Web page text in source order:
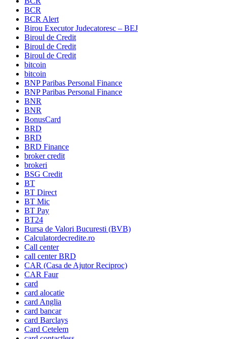
BCR
BCR Alert
Birou Executor Judecatoresc – BEJ
Biroul de Credit
Biroul de Credit
Biroul de Credit
bitcoin
bitcoin
BNP Paribas Personal Finance
BNP Paribas Personal Finance
BNR
BNR
BonusCard
BRD
BRD
BRD Finance
broker credit
brokeri
BSG Credit
BT
BT Direct
BT Mic
BT Pay
BT24
Bursa de Valori Bucuresti (BVB)
Calculatordecredite.ro
Call center
call center BRD
CAR (Casa de Ajutor Reciproc)
CAR Faur
card
card alocatie
card Anglia
card bancar
card Barclays
Card Cetelem